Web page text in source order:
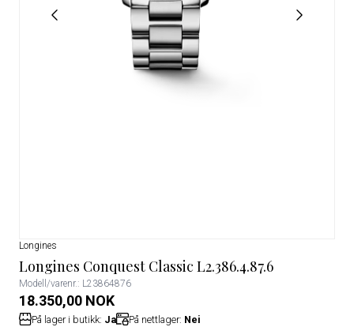
Longines
Longines Conquest Classic L2.386.4.87.6
Modell/varenr.: L23864876
18.350,00 NOK
På lager i butikk: Ja På nettlager: Nei